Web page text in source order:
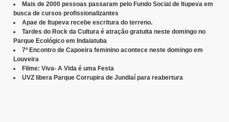
Mais de 2000 pessoas passaram pelo Fundo Social de Itupeva em
busca de cursos profissionalizantes
Apae de Itupeva recebe escritura do terreno.
Tardes do Rock da Cultura é atração gratuita neste domingo no
Parque Ecológico em Indaiatuba
7º Encontro de Capoeira feminino acontece neste domingo em
Louveira
Filme: Viva- A Vida é uma Festa
UVZ libera Parque Corrupira de Jundiaí para reabertura